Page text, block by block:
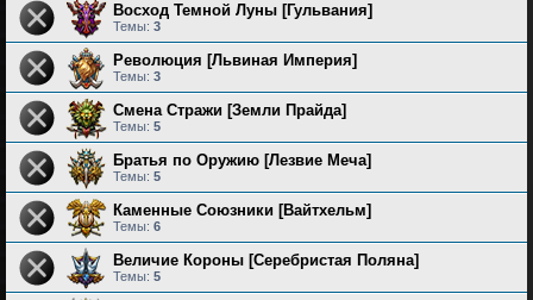
Восход Темной Луны [Гульвания]
Темы: 3
Революция [Львиная Империя]
Темы: 3
Смена Стражи [Земли Прайда]
Темы: 5
Братья по Оружию [Лезвие Меча]
Темы: 5
Каменные Союзники [Вайтхельм]
Темы: 6
Величие Короны [Серебристая Поляна]
Темы: 5